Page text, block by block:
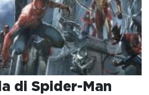
di Spider-Man